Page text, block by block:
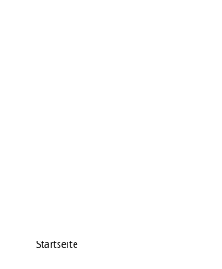
Startseite